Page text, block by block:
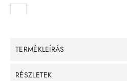
TERMÉKLEÍRÁS
RÉSZLETEK